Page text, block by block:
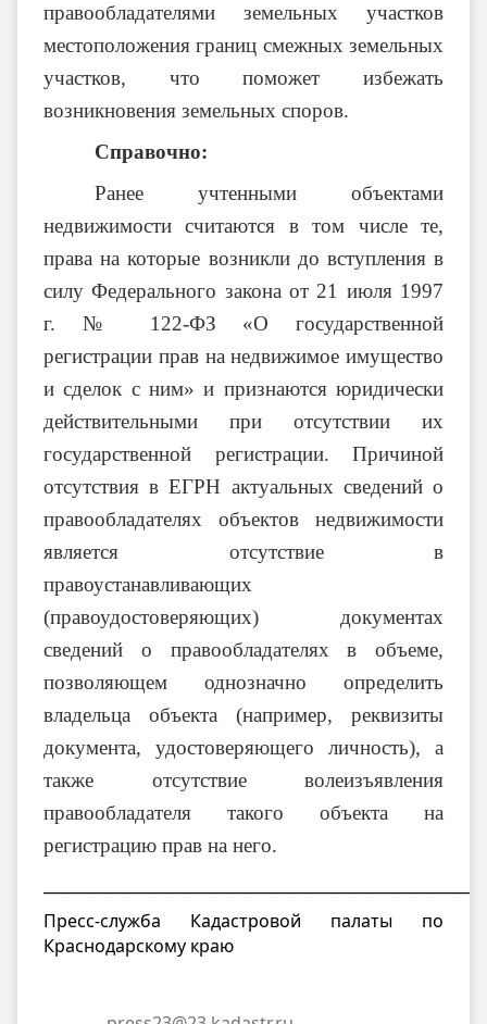
правообладателями земельных участков
местоположения границ смежных земельных
участков, что поможет избежать
возникновения земельных споров.
Справочно:
Ранее учтенными объектами
недвижимости считаются в том числе те,
права на которые возникли до вступления в
силу Федерального закона от 21 июля 1997
г. № 122-ФЗ «О государственной
регистрации прав на недвижимое имущество
и сделок с ним» и признаются юридически
действительными при отсутствии их
государственной регистрации. Причиной
отсутствия в ЕГРН актуальных сведений о
правообладателях объектов недвижимости
является отсутствие в
правоустанавливающих
(правоудостоверяющих) документах
сведений о правообладателях в объеме,
позволяющем однозначно определить
владельца объекта (например, реквизиты
документа, удостоверяющего личность), а
также отсутствие волеизъявления
правообладателя такого объекта на
регистрацию прав на него.
Пресс-служба Кадастровой палаты по
Краснодарскому краю